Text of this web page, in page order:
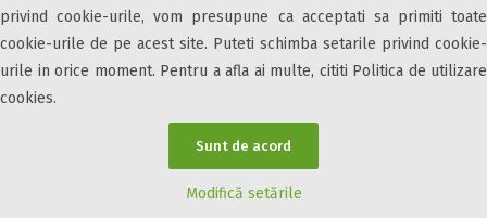
privind cookie-urile, vom presupune ca acceptati sa primiti toate
cookie-urile de pe acest site. Puteti schimba setarile privind cookie-
urile in orice moment. Pentru a afla ai multe, cititi Politica de utilizare
cookies.
Sunt de acord
Modifică setările
Mic dejun
Accepta animale
Accepta voucher vacanta
Acces persoane cu dizabilități
Obiective turistice Informații utile Parteneri Cazare7 Harta Cazare7